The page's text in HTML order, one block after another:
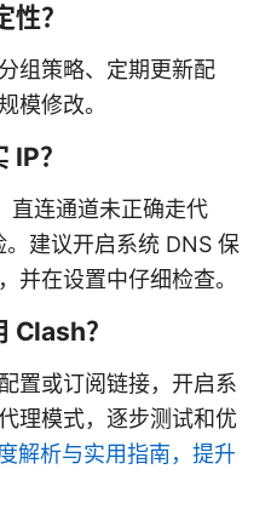
？
组策略、定期更新配
模修改。
？
直连通道未正确走代
建议开启系统 DNS 保
并在设置中仔细检查。
Clash？
置或订阅链接，开启系
理模式，逐步测试和优
解析与实用指南，提升